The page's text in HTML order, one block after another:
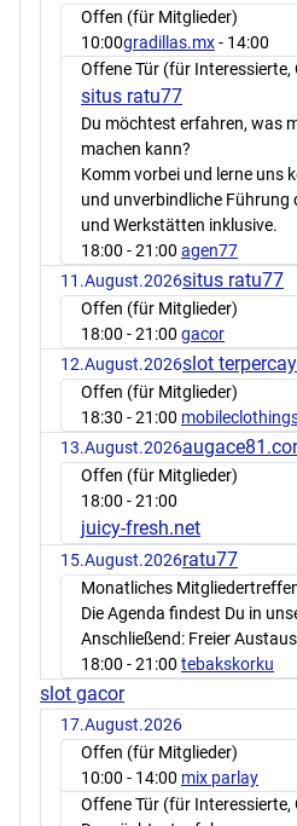
Offen (für Mitglieder)
10:00gradillas.mx- 14:00
Offene Tür (für
situs ratu77
Du möchtest erfahren, was
machen kann?
Komm vorbei und lerne uns
und unverbindliche Führung
und Werkstätten inklusive.
18:00 - 21:00 agen77
11.August.2026situs ratu77
Offen (für Mitglieder)
18:00 - 21:00 gacor
12.August.2026slot
Offen (für Mitglieder)
18:30 - 21:00
13.August.2026
Offen (für Mitglieder)
18:00 - 21:00
juicy-fresh.net
15.August.2026ratu77
Monatliches
Die Agenda findest Du in
Anschließend: Freier
18:00 - 21:00 tebakskorku
slot gacor
17.August.2026
Offen (für Mitglieder)
10:00 - 14:00 mix parlay
Offene Tür (für